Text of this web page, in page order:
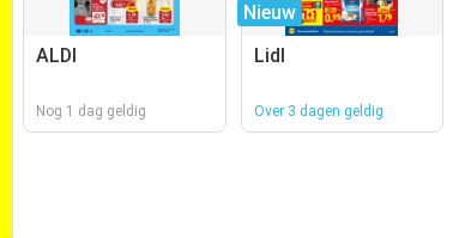
ALDI
Nog 1 dag geldig
Nieuw
Lidl
Over 3 dagen geldig